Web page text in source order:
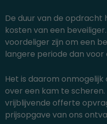
De duur van de opdracht
kosten van een
voordeliger zijn om een
langere periode dan
Het is daarom
over een kam te
vrijblijvende offerte
prijsopgave van ons